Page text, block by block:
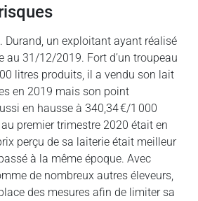
Durand, un exploitant ayant réalisé
au 31/12/2019. Fort d’un troupeau
litres produits, il a vendu son lait
en 2019 mais son point
en hausse à 340,34 €/1 000
premier trimestre 2020 était en
perçu de sa laiterie était meilleur
à la même époque. Avec
de nombreux autres éleveurs,
des mesures afin de limiter sa